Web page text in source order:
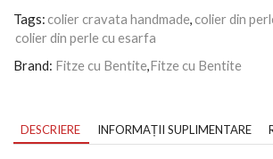
Tags: colier cravata handmade colier din
colier din perle cu esarfa
Brand: Fitze cu Bentite Fitze cu Bentite
DESCRIERE INFORMAȚII SUPLIMENTARE